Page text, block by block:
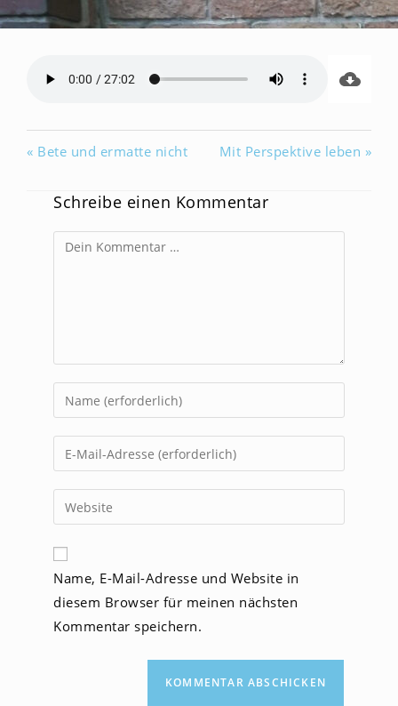
« Bete und ermatte nicht Mit Perspektive leben »
Schreibe einen Kommentar
Kommentar
Gib
deinen
Namen
oder
zum
Kommentieren
ein
Gib
deine
E-
Mail-
zum
Kommentieren
ein
Gib
deine
Website-
URL
ein
(optional)
Name, E-Mail-Adresse und Website in
diesem Browser für meinen nächsten
Kommentar speichern.